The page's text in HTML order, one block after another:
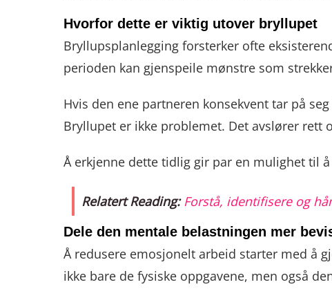
Hvorfor dette er viktig utover bryllupet
Bryllupsplanlegging forsterker ofte
perioden kan gjenspeile mønstre som
Hvis den ene partneren konsekvent tar på
Bryllupet er ikke problemet. Det avslører rett
Å erkjenne dette tidlig gir par en mulighet til
Relatert Reading: Forstå, identifisere og
Dele den mentale belastningen mer
Å redusere emosjonelt arbeid starter med å
ikke bare de fysiske oppgavene, men også